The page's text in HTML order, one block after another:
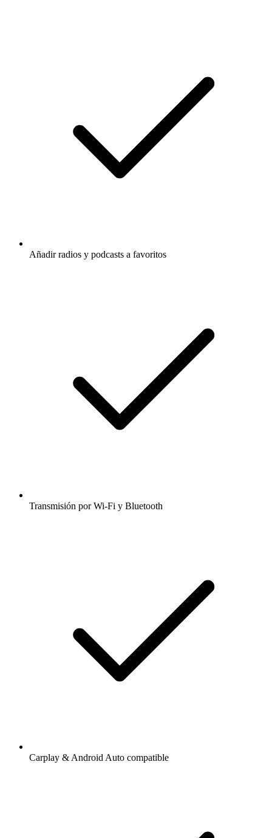
Añadir radios y podcasts a favoritos
Transmisión por Wi-Fi y Bluetooth
Carplay & Android Auto compatible